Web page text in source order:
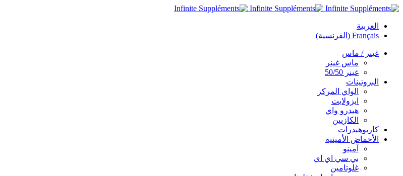
العربية
Français
( الفرنسية)
غينر / ماس
ماس غينر
غينر 50/50
البروتينات
الواي المركز
ايزولايت
هيدرو واي
الكازيين
كاربوهيدرات
الأحماض الأمينية
آمينو
بي سي اي اي
غلوتامين